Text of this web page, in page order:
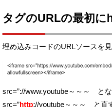
タグのURLの最初に
埋め込みコードのURLソースを見
src=”://www.youtube～～～ と
src=”http://youtube～～～ と直